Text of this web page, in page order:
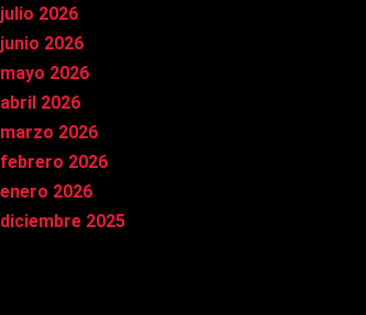
julio 2026
junio 2026
mayo 2026
abril 2026
marzo 2026
febrero 2026
enero 2026
diciembre 2025